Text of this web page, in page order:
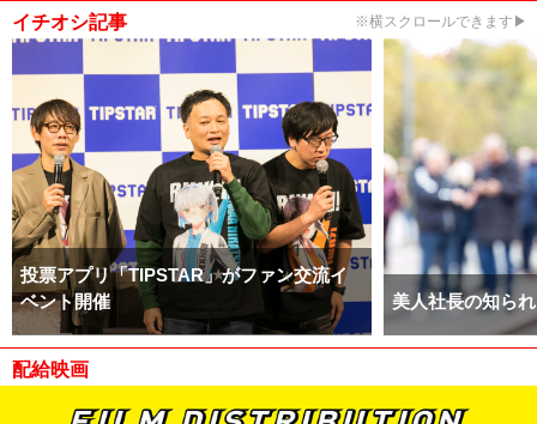
イチオシ記事 ※横スクロールできます▶
投票アプリ「TIPSTAR」がファン交流イ
ベント開催
美人社長の知ら
配給映画